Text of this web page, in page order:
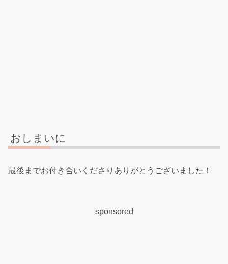
おしまいに
最後までお付き合いくださりありがとうございました！
sponsored